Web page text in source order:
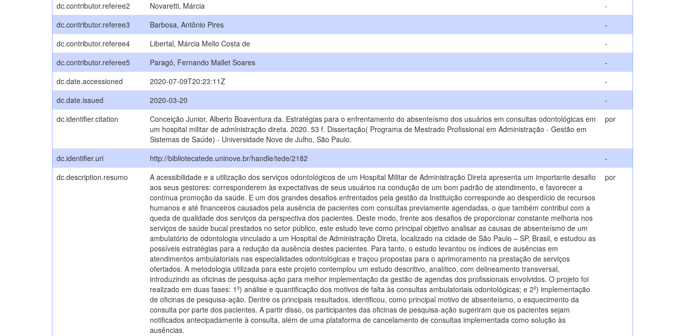
dc.contributor.referee2
Novaretti, Márcia
-
dc.contributor.referee3
Barbosa, Antônio Pires
-
dc.contributor.referee4
Libertal, Márcia Mello Costa de
-
dc.contributor.referee5
Paragó, Fernando Mallet Soares
-
dc.date.accessioned
2020-07-09T20:23:11Z
-
dc.date.issued
2020-03-20
-
dc.identifier.citation
Conceição Junior, Alberto Boaventura da. Estratégias para o enfrentamento do absenteísmo dos usuários em consultas odontológicas em
um hospital militar de administração direta. 2020. 53 f. Dissertação( Programa de Mestrado Profissional em Administração - Gestão em
Sistemas de Saúde) - Universidade Nove de Julho, São Paulo.
por
dc.identifier.uri http://bibliotecatede.uninove.br/handle/tede/2182
-
dc.description.resumo
A acessibilidade e a utilização dos serviços odontológicos de um Hospital Militar de Administração Direta apresenta um importante desafio
aos seus gestores: corresponderem às expectativas de seus usuários na condução de um bom padrão de atendimento, e favorecer a
contínua promoção da saúde. E um dos grandes desafios enfrentados pela gestão da Instituição corresponde ao desperdício de recursos
humanos e até financeiros causados pela ausência de pacientes com consultas previamente agendadas, o que também contribui com a
queda de qualidade dos serviços da perspectiva dos pacientes. Deste modo, frente aos desafios de proporcionar constante melhoria nos
serviços de saúde bucal prestados no setor público, este estudo teve como principal objetivo analisar as causas de absenteísmo de um
ambulatório de odontologia vinculado a um Hospital de Administração Direta, localizado na cidade de São Paulo – SP, Brasil, e estudou as
possíveis estratégias para a redução da ausência destes pacientes. Para tanto, o estudo levantou os índices de ausências em
atendimentos ambulatoriais nas especialidades odontológicas e traçou propostas para o aprimoramento na prestação de serviços
ofertados. A metodologia utilizada para este projeto contemplou um estudo descritivo, analítico, com delineamento transversal,
introduzindo as oficinas de pesquisa-ação para melhor implementação da gestão de agendas dos profissionais envolvidos. O projeto foi
realizado em duas fases: 1º) análise e quantificação dos motivos de falta às consultas ambulatoriais odontológicas; e 2º) implementação
de oficinas de pesquisa-ação. Dentre os principais resultados, identificou, como principal motivo de absenteísmo, o esquecimento da
consulta por parte dos pacientes. A partir disso, os participantes das oficinas de pesquisa-ação sugeriram que os pacientes sejam
notificados antecipadamente à consulta, além de uma plataforma de cancelamento de consultas implementada como solução às
ausências.
por